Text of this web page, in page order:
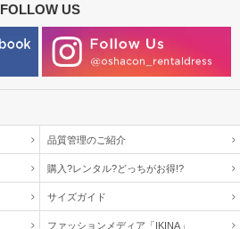
FOLLOW US
品質管理のご紹介
購入?レンタル?どっちがお得!?
サイズガイド
ファッションメディア「IKINA」